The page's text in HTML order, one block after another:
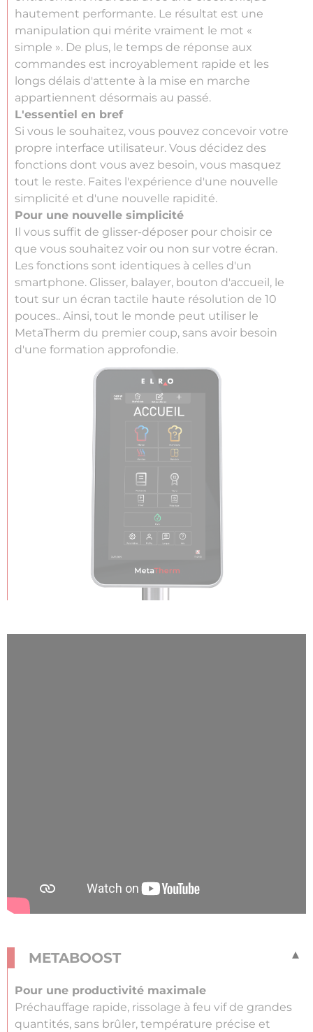
hautement performante. Le résultat est une
manipulation qui mérite vraiment le mot «
simple ». De plus, le temps de réponse aux
commandes est incroyablement rapide et les
longs délais d'attente à la mise en marche
appartiennent désormais au passé.
L'essentiel en bref
Si vous le souhaitez, vous pouvez concevoir votre
propre interface utilisateur. Vous décidez des
fonctions dont vous avez besoin, vous masquez
tout le reste. Faites l'expérience d'une nouvelle
simplicité et d'une nouvelle rapidité.
Pour une nouvelle simplicité
Il vous suffit de glisser-déposer pour choisir ce
que vous souhaitez voir ou non sur votre écran.
Les fonctions sont identiques à celles d'un
smartphone. Glisser, balayer, bouton d'accueil, le
tout sur un écran tactile haute résolution de 10
pouces.. Ainsi, tout le monde peut utiliser le
MetaTherm du premier coup, sans avoir besoin
d'une formation approfondie.
METABOOST
Pour une productivité maximale
Préchauffage rapide, rissolage à feu vif de grandes
quantités, sans brûler, température précise et